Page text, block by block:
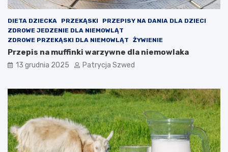
e
r
z
y
n
o
k
o
r
z
y
ś
c
o
a
j
a
k
i
z
a
j
ę
c
i
a
DIETA DZIECKA PRZEKĄSKI
PRZEPISY NA DANIA DLA DZIECI
ZDROWE JEDZENIE DLA NIEMOWLĄT
ZDROWE PRZEKĄSKI DLA NIEMOWLĄT
ŻYWIENIE
Przepis na muffinki warzywne dla niemowlaka
13 grudnia 2025 Patrycja Szwed